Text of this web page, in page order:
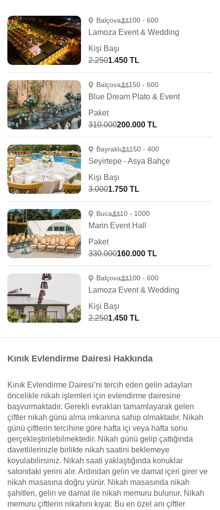
Balçova 100 - 600
Lamoza Event & Wedding
Kişi Başı
2.2501.450 TL
Balçova 150 - 600
Blue Dream Plato & Event
Paket
310.000200.000 TL
Bayraklı 150 - 400
Seyirtepe - Asya Bahçe
Kişi Başı
3.0001.750 TL
Buca 10 - 1000
Marin Event Hall
Paket
330.000160.000 TL
Balçova 100 - 600
Lamoza Event & Wedding
Kişi Başı
2.2501.450 TL
Kınık Evlendirme Dairesi Hakkında
Kınık Evlendirme Dairesi’ni tercih eden gelin adayları
öncelikle nikah işlemleri için evlendirme dairesine
başvurmaktadır. Gerekli evrakları tamamlayarak gelen
çiftler nikah günü alma imkanına sahip olmaktadır. Nikah
günü çiftlerin tercihine göre hafta içi veya hafta sonu
gerçekleştirilebilmektedir. Nikah günü gelip çattığında
davetlilerinizle birlikte nikah saatini beklemeye
koyulabilirsiniz. Nikah saati yaklaştığında konuklar
salondaki yerini alır. Ardından gelin ve damat içeri girer ve
nikah masasına doğru yürür. Nikah masasında nikah
şahitleri, gelin ve damat ile nikah memuru bulunur. Nikah
memuru çiftlerin nikahını kıyar. Bu en özel anı çiftler